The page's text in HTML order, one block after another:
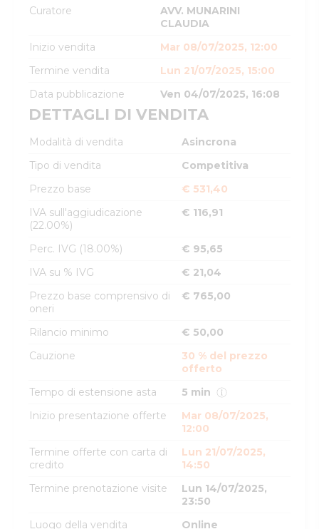
Curatore
AVV. MUNARINI
CLAUDIA
Inizio vendita
Mar 08/07/2025, 12:00
Termine vendita
Lun 21/07/2025, 15:00
Data pubblicazione
Ven 04/07/2025, 16:08
DETTAGLI DI VENDITA
Modalità di vendita
Asincrona
Tipo di vendita
Competitiva
Prezzo base
€ 531,40
IVA sull'aggiudicazione
(22.00%)
€ 116,91
Perc. IVG (18.00%)
€ 95,65
IVA su % IVG
€ 21,04
Prezzo base comprensivo di
oneri
€ 765,00
Rilancio minimo
€ 50,00
Cauzione
30 % del prezzo
offerto
Tempo di estensione asta
5 min
Inizio presentazione offerte
Mar 08/07/2025,
12:00
Termine offerte con carta di
credito
Lun 21/07/2025,
14:50
Termine prenotazione visite
Lun 14/07/2025,
23:50
Luogo della vendita
Online